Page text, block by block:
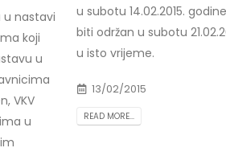
u nastavi
koji
u
VKV
u
u subotu 14.02.2015.
biti održan u subotu
u isto vrijeme.
13/02/2015
READ MORE...